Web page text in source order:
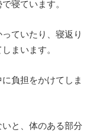
寝ています。
ていたり、寝返り
まいます。
負担をかけてしま
と、体のある部分